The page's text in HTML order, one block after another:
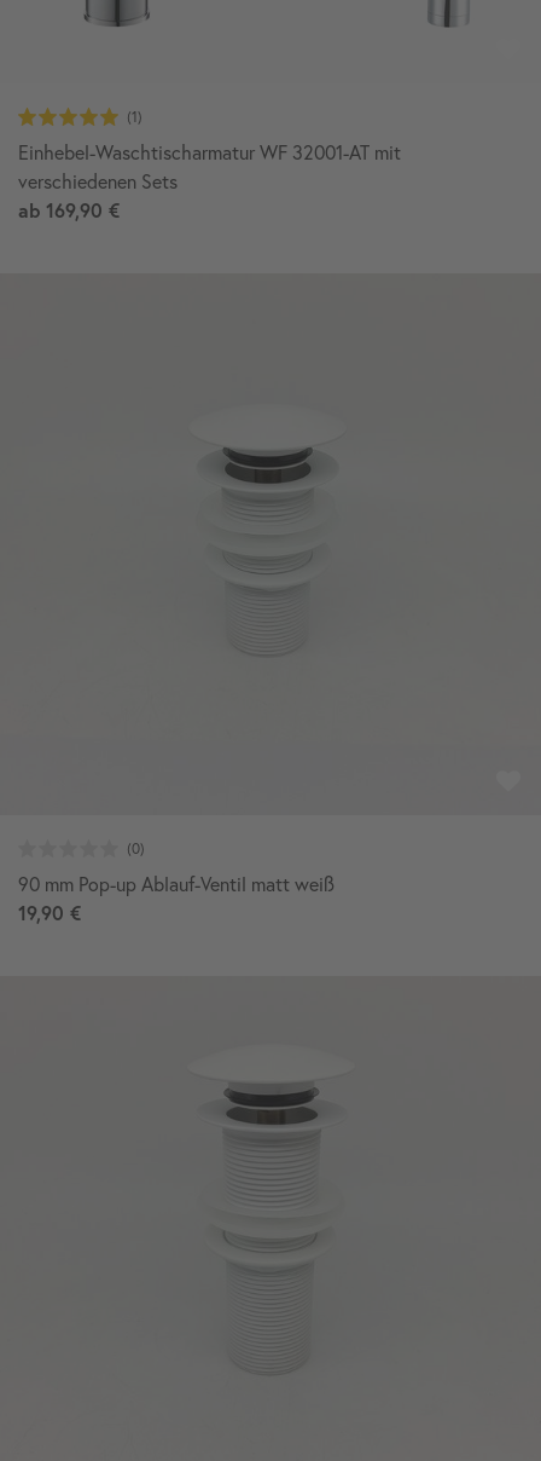
Einhebel-Waschtischarmatur WF 32001-AT mit
verschiedenen Sets
ab 169,90 €
90 mm Pop-up Ablauf-Ventil matt weiß
19,90 €